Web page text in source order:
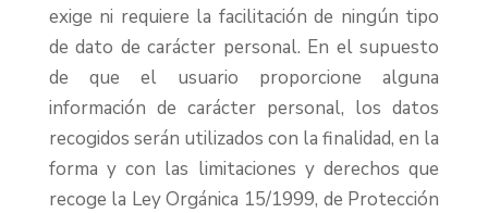
exige ni requiere la facilitación de ningún tipo
de dato de carácter personal. En el supuesto
de que el usuario proporcione alguna
información de carácter personal, los datos
recogidos serán utilizados con la finalidad, en la
forma y con las limitaciones y derechos que
recoge la Ley Orgánica 15/1999, de Protección